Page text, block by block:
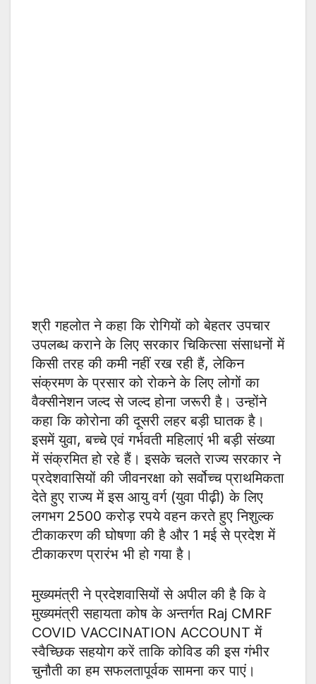
श्री गहलोत ने कहा कि रोगियों को बेहतर उपचार
उपलब्ध कराने के लिए सरकार चिकित्सा संसाधनों में
किसी तरह की कमी नहीं रख रही हैं, लेकिन
संक्रमण के प्रसार को रोकने के लिए लोगों का
वैक्सीनेशन जल्द से जल्द होना जरूरी है। उन्होंने
कहा कि कोरोना की दूसरी लहर बड़ी घातक है।
इसमें युवा, बच्चे एवं गर्भवती महिलाएं भी बड़ी संख्या
में संक्रमित हो रहे हैं। इसके चलते राज्य सरकार ने
प्रदेशवासियों की जीवनरक्षा को सर्वोच्च प्राथमिकता
देते हुए राज्य में इस आयु वर्ग (युवा पीढ़ी) के लिए
लगभग 2500 करोड़ रपये वहन करते हुए निशुल्क
टीकाकरण की घोषणा की है और 1 मई से प्रदेश में
टीकाकरण प्रारंभ भी हो गया है।
मुख्यमंत्री ने प्रदेशवासियों से अपील की है कि वे
मुख्यमंत्री सहायता कोष के अन्तर्गत Raj CMRF
COVID VACCINATION ACCOUNT में
स्वैच्छिक सहयोग करें ताकि कोविड की इस गंभीर
चुनौती का हम सफलतापूर्वक सामना कर पाएं।